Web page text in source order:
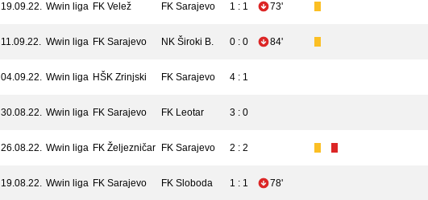
19.09.22. Wwin liga FK Velež FK Sarajevo 1 : 1 73'
11.09.22. Wwin liga FK Sarajevo NK Široki B. 0 : 0 84'
04.09.22. Wwin liga HŠK Zrinjski FK Sarajevo 4 : 1
30.08.22. Wwin liga FK Sarajevo FK Leotar 3 : 0
26.08.22. Wwin liga FK Željezničar FK Sarajevo 2 : 2
19.08.22. Wwin liga FK Sarajevo FK Sloboda 1 : 1 78'